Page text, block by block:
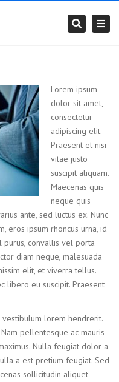
Search
Lorem ipsum
dolor sit amet,
consectetur
adipiscing elit.
Praesent et nisi
vitae justo
suscipit aliquam.
Maecenas quis
neque quis
ante, sed luctus ex. Nunc
eros ipsum rhoncus urna, id
purus, convallis vel porta
diam neque, malesuada
elit, et viverra tellus.
libero eu suscipit. Praesent
lorem hendrerit.
pellentesque ac mauris
Nulla feugiat dolor a
a est pretium feugiat. Sed
sollicitudin aliquet